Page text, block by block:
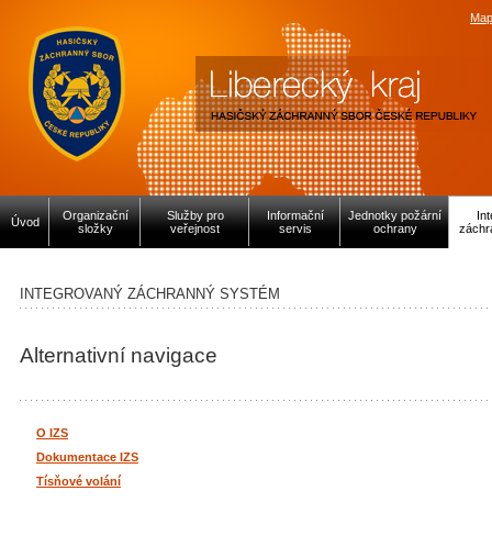
Úvod
Organizační
složky
Služby pro
veřejnost
Informační
servis
Jednotky požární
ochrany
INTEGROVANÝ ZÁCHRANNÝ SYSTÉM
Alternativní navigace
O IZS
Dokumentace IZS
Tísňové volání